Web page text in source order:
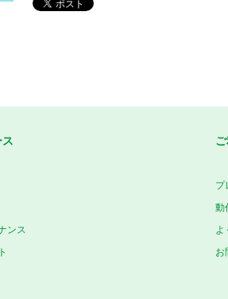
ンス
プ
動
よ
お